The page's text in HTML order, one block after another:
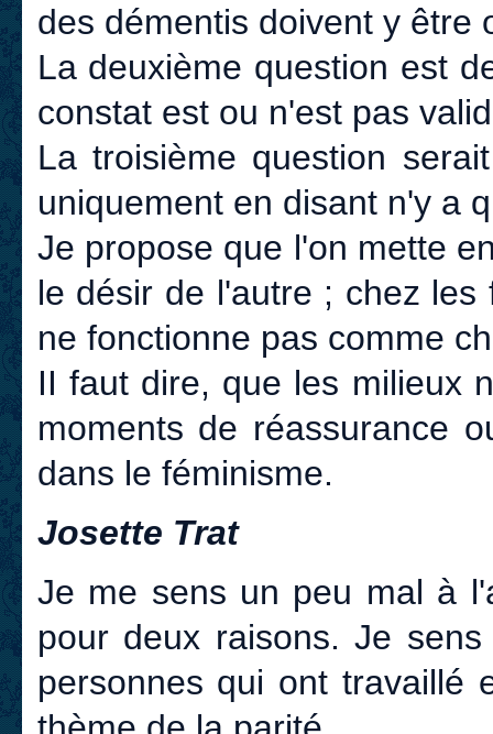
des démentis doivent y être
La deuxième question est
constat est ou n'est pas
La troisième question
uniquement en disant n'y a
Je propose que l'on mette
le désir de l'autre ; chez
ne fonctionne pas comme
II faut dire, que les milieux
moments de réassurance
dans le féminisme.
Josette Trat
Je me sens un peu mal à
pour deux raisons. Je
personnes qui ont travaillé